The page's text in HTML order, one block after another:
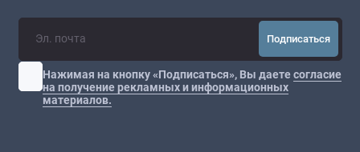
Подписаться
Нажимая на кнопку «Подписаться», Вы даетесогласие
на получение рекламных и информационных
материалов.